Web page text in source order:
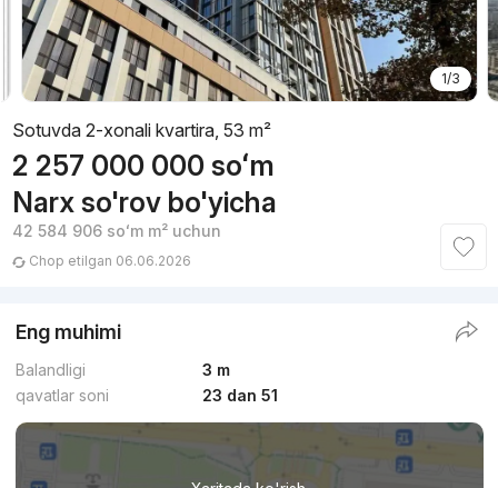
1/3
Sotuvda 2-xonali kvartira, 53 m²
2 257 000 000 soʻm
Narx so'rov bo'yicha
42 584 906 soʻmm² uchun
Chop etilgan 06.06.2026
Eng muhimi
Balandligi
3 m
qavatlar soni
23 dan 51